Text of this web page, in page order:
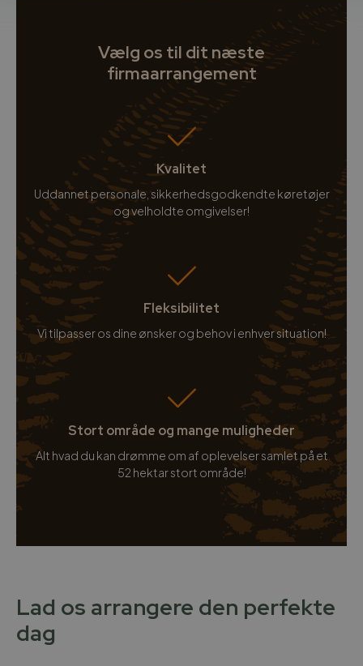
Vælg os til dit næste
firmaarrangement
Kvalitet
Uddannet personale, sikkerhedsgodkendte køretøjer
og velholdte omgivelser!
Fleksibilitet
Vi tilpasser os dine ønsker og behov i enhver situation!
Stort område og mange muligheder
Alt hvad du kan drømme om af oplevelser samlet på et
52 hektar stort område!
Lad os arrangere den perfekte
dag